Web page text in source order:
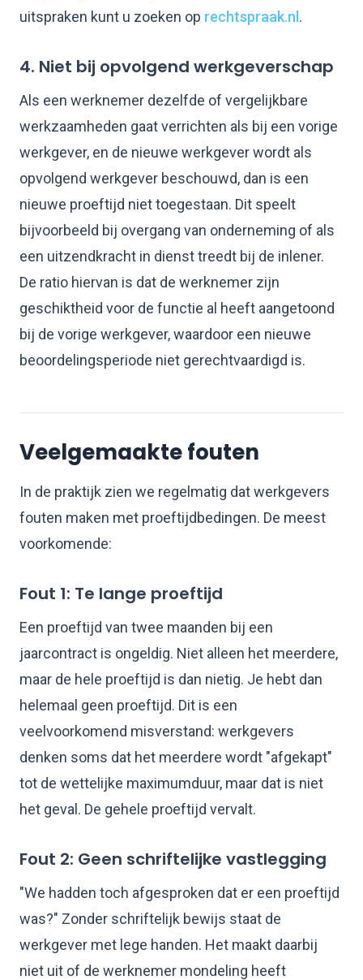
uitspraken kunt u zoeken op rechtspraak.nl .
4. Niet bij opvolgend werkgeverschap
Als een werknemer dezelfde of vergelijkbare
werkzaamheden gaat verrichten als bij een vorige
werkgever, en de nieuwe werkgever wordt als
opvolgend werkgever beschouwd, dan is een
nieuwe proeftijd niet toegestaan. Dit speelt
bijvoorbeeld bij overgang van onderneming of als
een uitzendkracht in dienst treedt bij de inlener.
De ratio hiervan is dat de werknemer zijn
geschiktheid voor de functie al heeft aangetoond
bij de vorige werkgever, waardoor een nieuwe
beoordelingsperiode niet gerechtvaardigd is.
Veelgemaakte fouten
In de praktijk zien we regelmatig dat werkgevers
fouten maken met proeftijdbedingen. De meest
voorkomende:
Fout 1: Te lange proeftijd
Een proeftijd van twee maanden bij een
jaarcontract is ongeldig. Niet alleen het meerdere,
maar de hele proeftijd is dan nietig. Je hebt dan
helemaal geen proeftijd. Dit is een
veelvoorkomend misverstand: werkgevers
denken soms dat het meerdere wordt "afgekapt"
tot de wettelijke maximumduur, maar dat is niet
het geval. De gehele proeftijd vervalt.
Fout 2: Geen schriftelijke vastlegging
"We hadden toch afgesproken dat er een proeftijd
was?" Zonder schriftelijk bewijs staat de
werkgever met lege handen. Het maakt daarbij
niet uit of de werknemer mondeling heeft